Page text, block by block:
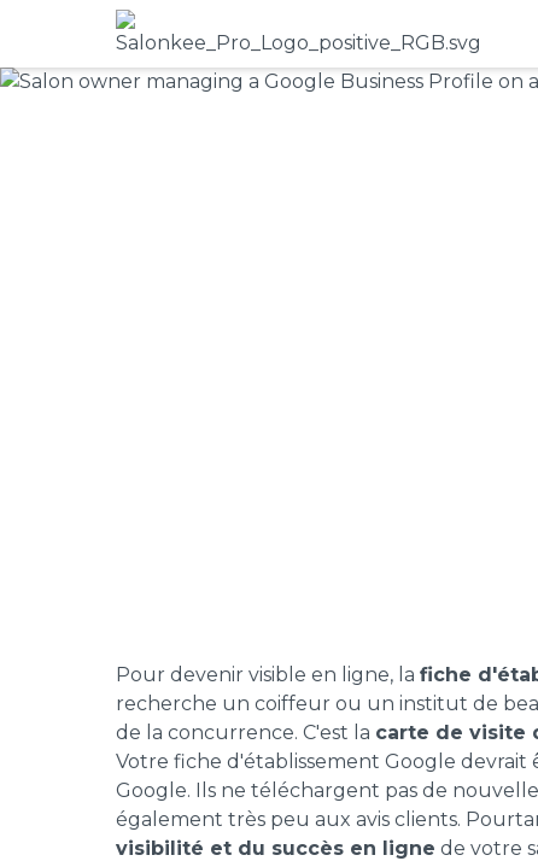
Pour devenir visible en ligne, la fiche
recherche un coiffeur ou un institut de
de la concurrence. C'est la carte de visite
Votre fiche d'établissement Google
Google. Ils ne téléchargent pas de
également très peu aux avis clients.
visibilité et du succès en ligne de votre